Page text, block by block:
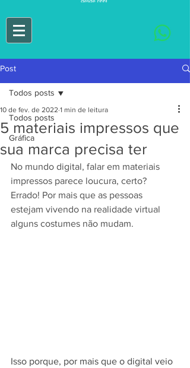
Post
Todos posts
Gráfica
Todos posts
5 materiais impressos que
sua marca precisa ter
10 de fev. de 2022 1 min de leitura
No mundo digital, falar em materiais
impressos parece loucura, certo?
Errado! Por mais que as pessoas
estejam vivendo na realidade virtual
alguns costumes não mudam.
Isso porque, por mais que o digital veio